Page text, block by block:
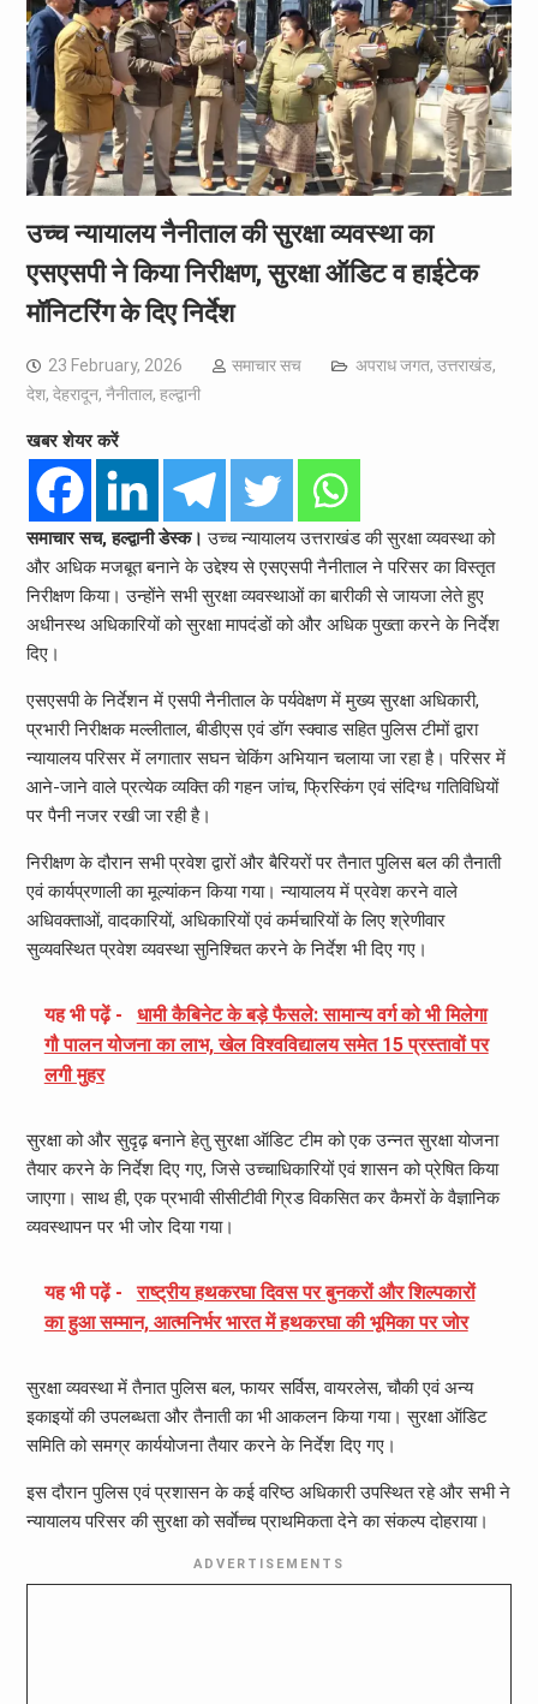
उच्च न्यायालय नैनीताल की सुरक्षा व्यवस्था का
एसएसपी ने किया निरीक्षण, सुरक्षा ऑडिट व हाईटेक
मॉनिटरिंग के दिए निर्देश
23 February, 2026 समाचार सच अपराध जगत, उत्तराखंड,
देश, देहरादून, नैनीताल, हल्द्वानी
खबर शेयर करें
समाचार सच, हल्द्वानी डेस्क। उच्च न्यायालय उत्तराखंड की सुरक्षा व्यवस्था को
और अधिक मजबूत बनाने के उद्देश्य से एसएसपी नैनीताल ने परिसर का विस्तृत
निरीक्षण किया। उन्होंने सभी सुरक्षा व्यवस्थाओं का बारीकी से जायजा लेते हुए
अधीनस्थ अधिकारियों को सुरक्षा मापदंडों को और अधिक पुख्ता करने के निर्देश
दिए।
एसएसपी के निर्देशन में एसपी नैनीताल के पर्यवेक्षण में मुख्य सुरक्षा अधिकारी,
प्रभारी निरीक्षक मल्लीताल, बीडीएस एवं डॉग स्क्वाड सहित पुलिस टीमों द्वारा
न्यायालय परिसर में लगातार सघन चेकिंग अभियान चलाया जा रहा है। परिसर में
आने-जाने वाले प्रत्येक व्यक्ति की गहन जांच, फ्रिस्किंग एवं संदिग्ध गतिविधियों
पर पैनी नजर रखी जा रही है।
निरीक्षण के दौरान सभी प्रवेश द्वारों और बैरियरों पर तैनात पुलिस बल की तैनाती
एवं कार्यप्रणाली का मूल्यांकन किया गया। न्यायालय में प्रवेश करने वाले
अधिवक्ताओं, वादकारियों, अधिकारियों एवं कर्मचारियों के लिए श्रेणीवार
सुव्यवस्थित प्रवेश व्यवस्था सुनिश्चित करने के निर्देश भी दिए गए।
यह भी पढ़ें -
धामी कैबिनेट के बड़े फैसले: सामान्य वर्ग को भी मिलेगा
गौ पालन योजना का लाभ, खेल विश्वविद्यालय समेत 15 प्रस्तावों पर
लगी मुहर
सुरक्षा को और सुदृढ़ बनाने हेतु सुरक्षा ऑडिट टीम को एक उन्नत सुरक्षा योजना
तैयार करने के निर्देश दिए गए, जिसे उच्चाधिकारियों एवं शासन को प्रेषित किया
जाएगा। साथ ही, एक प्रभावी सीसीटीवी ग्रिड विकसित कर कैमरों के वैज्ञानिक
व्यवस्थापन पर भी जोर दिया गया।
यह भी पढ़ें -
राष्ट्रीय हथकरघा दिवस पर बुनकरों और शिल्पकारों
का हुआ सम्मान, आत्मनिर्भर भारत में हथकरघा की भूमिका पर जोर
सुरक्षा व्यवस्था में तैनात पुलिस बल, फायर सर्विस, वायरलेस, चौकी एवं अन्य
इकाइयों की उपलब्धता और तैनाती का भी आकलन किया गया। सुरक्षा ऑडिट
समिति को समग्र कार्ययोजना तैयार करने के निर्देश दिए गए।
इस दौरान पुलिस एवं प्रशासन के कई वरिष्ठ अधिकारी उपस्थित रहे और सभी ने
न्यायालय परिसर की सुरक्षा को सर्वाेच्च प्राथमिकता देने का संकल्प दोहराया।
ADVERTISEMENTS